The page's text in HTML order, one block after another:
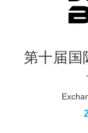
第十届国